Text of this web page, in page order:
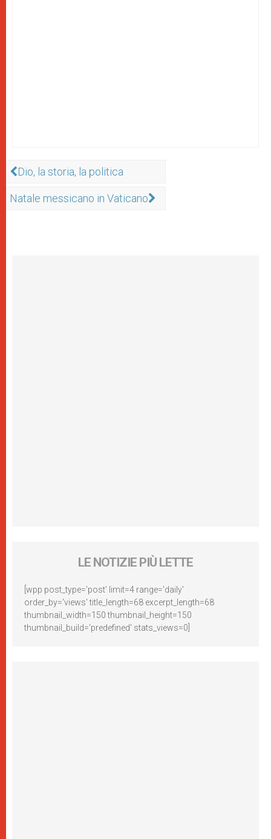
Dio, la storia, la politica
Natale messicano in Vaticano
LE NOTIZIE PIÙ LETTE
[wpp post_type='post' limit=4 range='daily'
order_by='views' title_length=68 excerpt_length=68
thumbnail_width=150 thumbnail_height=150
thumbnail_build='predefined' stats_views=0]